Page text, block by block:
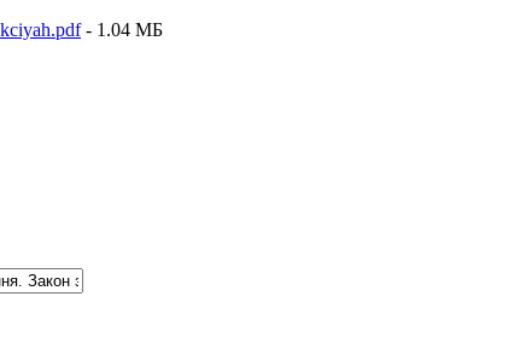
- 1.04 MБ